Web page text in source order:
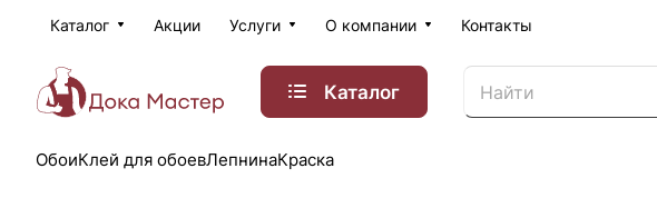
Каталог Акции Услуги О компании Контакты
Каталог
ОбоиКлей для обоевЛепнинаКраска